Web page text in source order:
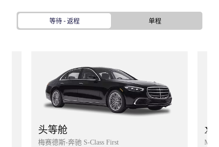
等待 - 返程 单程
头等舱
梅赛德斯-奔驰 S-Class First
XL